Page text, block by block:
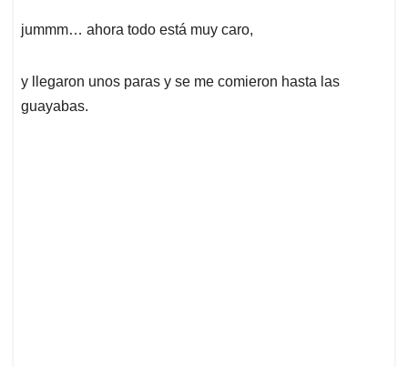
jummm… ahora todo está muy caro,
y llegaron unos paras y se me comieron hasta las
guayabas.